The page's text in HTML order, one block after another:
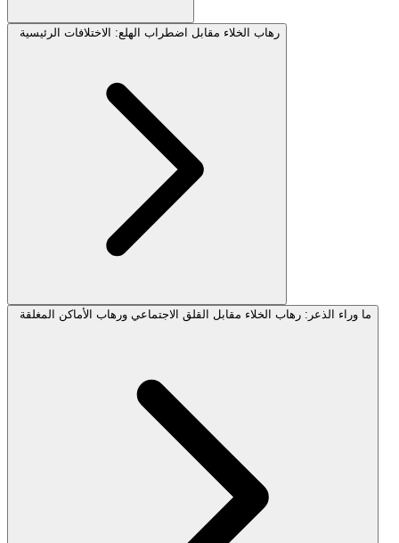
رهاب الخلاء مقابل اضطراب الهلع: الاختلافات الرئيسية
ما وراء الذعر: رهاب الخلاء مقابل القلق الاجتماعي ورهاب الأماكن المغلقة